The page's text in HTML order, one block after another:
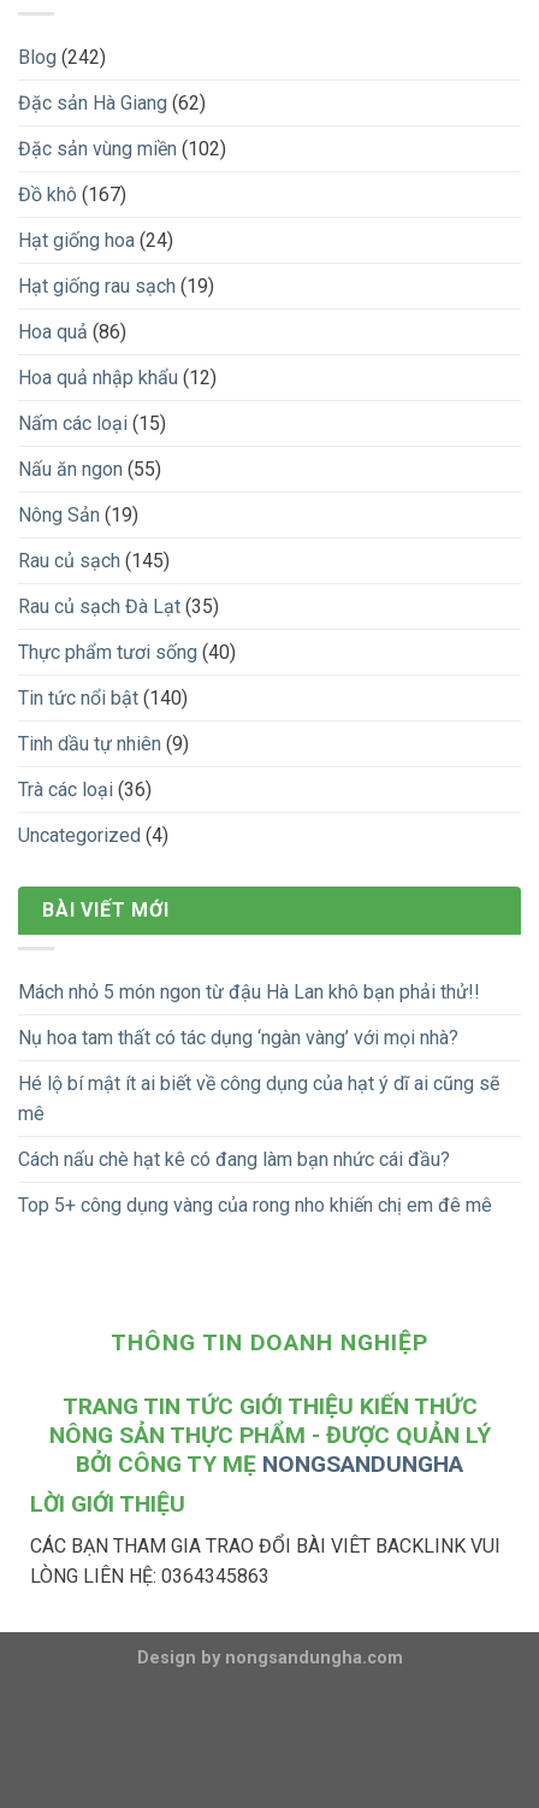
Blog (242)
Đặc sản Hà Giang (62)
Đặc sản vùng miền (102)
Đồ khô (167)
Hạt giống hoa (24)
Hạt giống rau sạch (19)
Hoa quả (86)
Hoa quả nhập khẩu (12)
Nấm các loại (15)
Nấu ăn ngon (55)
Nông Sản (19)
Rau củ sạch (145)
Rau củ sạch Đà Lạt (35)
Thực phẩm tươi sống (40)
Tin tức nổi bật (140)
Tinh dầu tự nhiên (9)
Trà các loại (36)
Uncategorized (4)
BÀI VIẾT MỚI
Mách nhỏ 5 món ngon từ đậu Hà Lan khô bạn phải thử!!
Nụ hoa tam thất có tác dụng ‘ngàn vàng’ với mọi nhà?
Hé lộ bí mật ít ai biết về công dụng của hạt ý dĩ ai cũng sẽ
mê
Cách nấu chè hạt kê có đang làm bạn nhức cái đầu?
Top 5+ công dụng vàng của rong nho khiến chị em đê mê
THÔNG TIN DOANH NGHIỆP
TRANG TIN TỨC GIỚI THIỆU KIẾN THỨC
NÔNG SẢN THỰC PHẨM - ĐƯỢC QUẢN LÝ
BỞI CÔNG TY MẸ NONGSANDUNGHA
LỜI GIỚI THIỆU
CÁC BẠN THAM GIA TRAO ĐỔI BÀI VIÊT BACKLINK VUI
LÒNG LIÊN HỆ: 0364345863
Design by nongsandungha.com